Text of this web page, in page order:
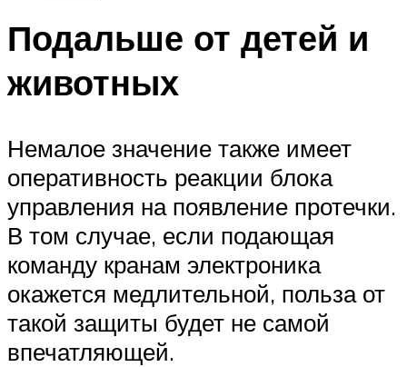
Подальше от детей и
животных
Немалое значение также имеет
оперативность реакции блока
управления на появление протечки.
В том случае, если подающая
команду кранам электроника
окажется медлительной, польза от
такой защиты будет не самой
впечатляющей.